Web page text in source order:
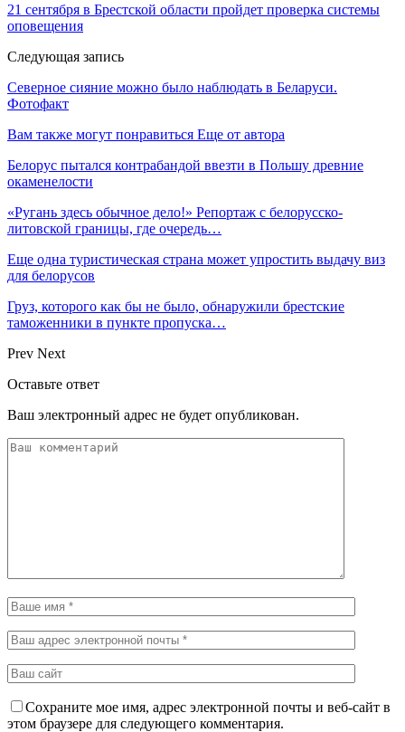
21 сентября в Брестской области пройдет проверка системы
оповещения
Следующая запись
Северное сияние можно было наблюдать в Беларуси.
Фотофакт
Вам также могут понравиться Еще от автора
Белорус пытался контрабандой ввезти в Польшу древние
окаменелости
«Ругань здесь обычное дело!» Репортаж с белорусско-
литовской границы, где очередь…
Еще одна туристическая страна может упростить выдачу виз
для белорусов
Груз, которого как бы не было, обнаружили брестские
таможенники в пункте пропуска…
Prev Next
Оставьте ответ
Ваш электронный адрес не будет опубликован.
Сохраните мое имя, адрес электронной почты и веб-сайт в
этом браузере для следующего комментария.